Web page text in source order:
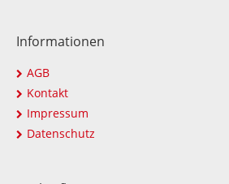
Informationen
AGB
Kontakt
Impressum
Datenschutz